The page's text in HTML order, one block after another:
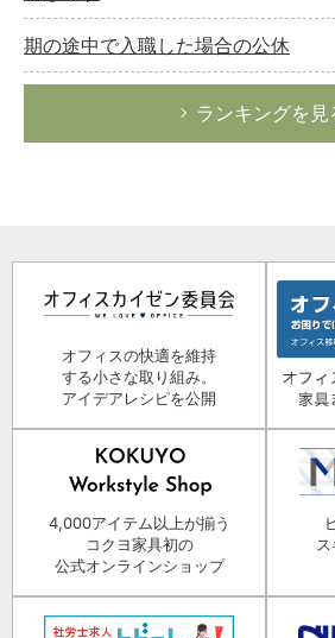
期の途中で入職した場合の公休
ランキングを見
オフィスの快適を維持
する小さな取り組み。
アイデアレシピを公開
4,000アイテム以上が揃う
コクヨ家具初の
公式オンラインショップ